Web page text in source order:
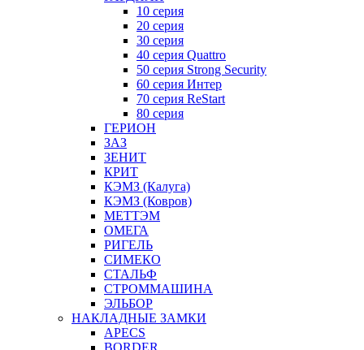
10 серия
20 серия
30 серия
40 серия Quattro
50 серия Strong Security
60 серия Интер
70 серия ReStart
80 серия
ГЕРИОН
ЗАЗ
ЗЕНИТ
КРИТ
КЭМЗ (Калуга)
КЭМЗ (Ковров)
МЕТТЭМ
ОМЕГА
РИГЕЛЬ
СИМЕКО
СТАЛЬФ
СТРОММАШИНА
ЭЛЬБОР
НАКЛАДНЫЕ ЗАМКИ
APECS
BORDER